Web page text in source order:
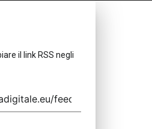
il link RSS negli